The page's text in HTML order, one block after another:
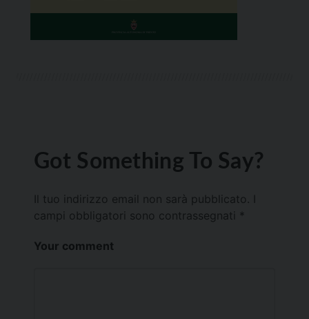
Got Something To Say?
Il tuo indirizzo email non sarà pubblicato.
campi obbligatori sono contrassegnati *
Your comment